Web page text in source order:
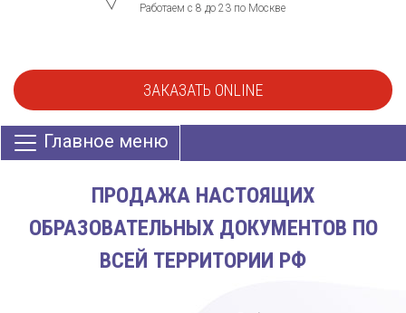
Работаем с 8 до 23 по Москве
ЗАКАЗАТЬ ONLINE
Главное меню
ПРОДАЖА НАСТОЯЩИХ
ОБРАЗОВАТЕЛЬНЫХ ДОКУМЕНТОВ ПО
ВСЕЙ ТЕРРИТОРИИ РФ